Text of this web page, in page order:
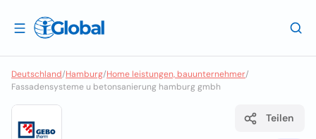
Deutschland/Hamburg/Home leistungen, bauunternehmer/
Fassadensysteme u betonsanierung hamburg gmbh
Teilen